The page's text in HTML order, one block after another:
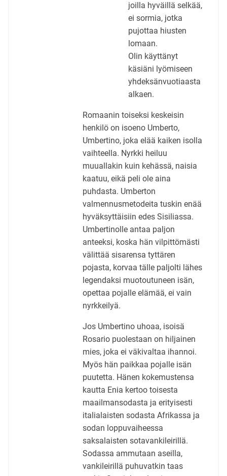
joilla hyväillä selkää,
ei sormia, jotka
pujottaa hiusten
lomaan.
Olin käyttänyt
käsiäni lyömiseen
yhdeksänvuotiaasta
alkaen.
Romaanin toiseksi keskeisin
henkilö on isoeno Umberto,
Umbertino, joka elää kaiken isolla
vaihteella. Nyrkki heiluu
muuallakin kuin kehässä, naisia
kaatuu, eikä peli ole aina
puhdasta. Umberton
valmennusmetodeita tuskin enää
hyväksyttäisiin edes Sisiliassa.
Umbertinolle antaa paljon
anteeksi, koska hän vilpittömästi
välittää sisarensa tyttären
pojasta, korvaa tälle paljolti lähes
legendaksi muotoutuneen isän,
opettaa pojalle elämää, ei vain
nyrkkeilyä.
Jos Umbertino uhoaa, isoisä
Rosario puolestaan on hiljainen
mies, joka ei väkivaltaa ihannoi.
Myös hän paikkaa pojalle isän
puutetta. Hänen kokemustensa
kautta Enia kertoo toisesta
maailmansodasta ja erityisesti
italialaisten sodasta Afrikassa ja
sodan loppuvaiheessa
saksalaisten sotavankileirillä.
Sodassa ammutaan aseilla,
vankileirillä puhuvatkin taas